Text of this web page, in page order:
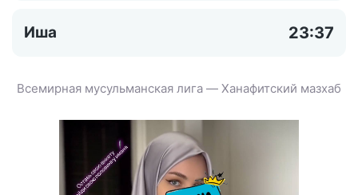
Иша 23:37
Всемирная мусульманская лига — Ханафитский мазхаб